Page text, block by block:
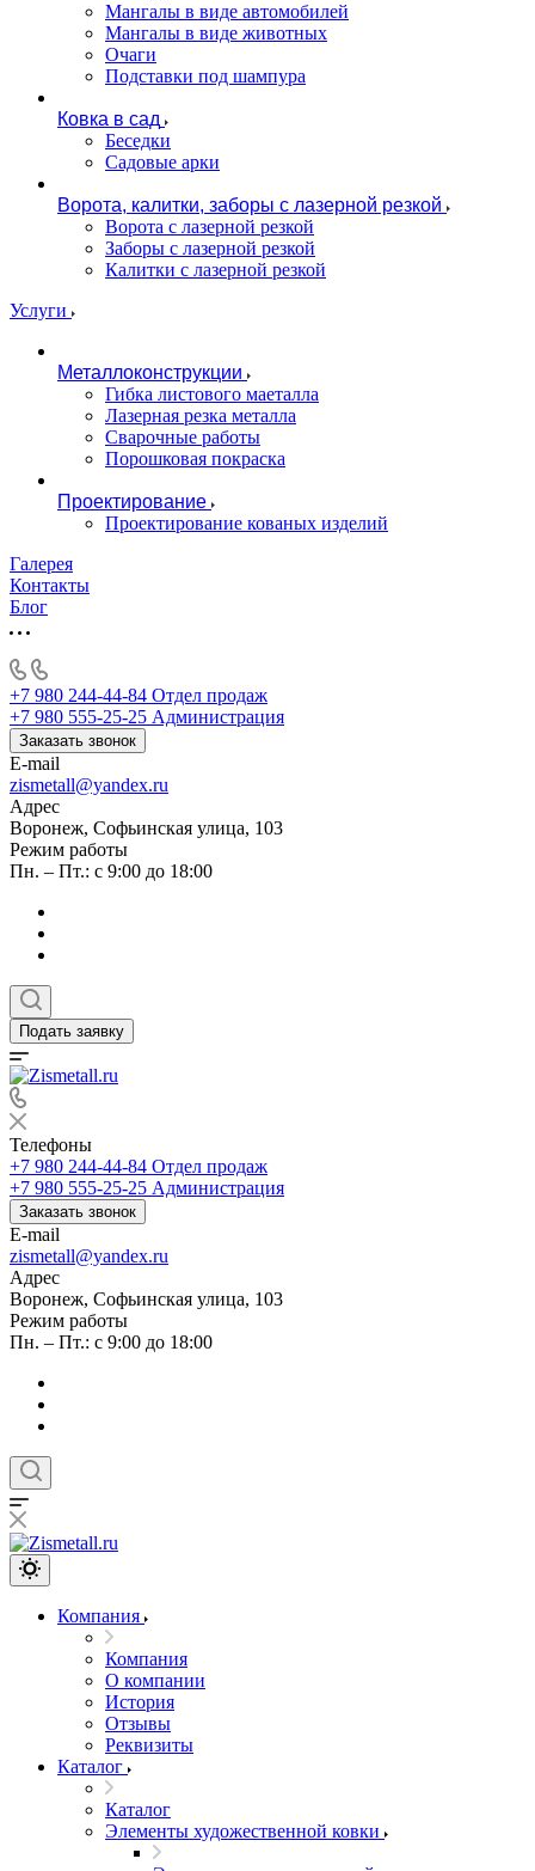
Мангалы в виде автомобилей
Мангалы в виде животных
Очаги
Подставки под шампура
Ковка в сад
Беседки
Садовые арки
Ворота, калитки, заборы с лазерной резкой
Ворота с лазерной резкой
Заборы с лазерной резкой
Калитки с лазерной резкой
Услуги
Металлоконструкции
Гибка листового маеталла
Лазерная резка металла
Сварочные работы
Порошковая покраска
Проектирование
Проектирование кованых изделий
Галерея
Контакты
Блог
+7 980 244-44-84 Отдел продаж
+7 980 555-25-25 Администрация
Заказать звонок
E-mail
zismetall@yandex.ru
Адрес
Воронеж, Софьинская улица, 103
Режим работы
Пн. – Пт.: с 9:00 до 18:00
Подать заявку
Телефоны
+7 980 244-44-84 Отдел продаж
+7 980 555-25-25 Администрация
Заказать звонок
E-mail
zismetall@yandex.ru
Адрес
Воронеж, Софьинская улица, 103
Режим работы
Пн. – Пт.: с 9:00 до 18:00
Компания
Компания
О компании
История
Отзывы
Реквизиты
Каталог
Каталог
Элементы художественной ковки